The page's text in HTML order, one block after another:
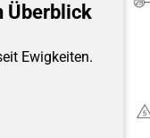
Überblick
Ewigkeiten.